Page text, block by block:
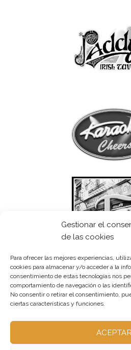
Gestionar el
de las cookies
Para ofrecer las mejores experiencias,
cookies para almacenar y/o acceder a la
consentimiento de estas tecnologías nos
comportamiento de navegación o las
No consentir o retirar el consentimiento,
ciertas características y funciones.
ACEPTAR